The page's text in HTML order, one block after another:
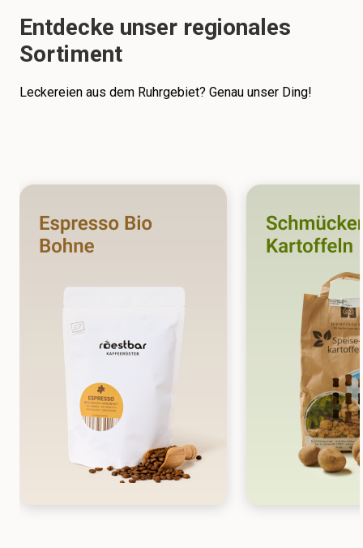
Entdecke unser regionales
Sortiment
Leckereien aus dem Ruhrgebiet? Genau unser Ding!